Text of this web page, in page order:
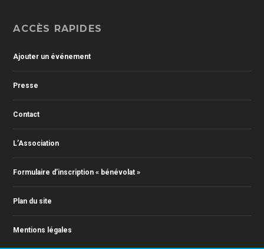
ACCÈS RAPIDES
Ajouter un événement
Presse
Contact
L’Association
Formulaire d’inscription « bénévolat »
Plan du site
Mentions légales